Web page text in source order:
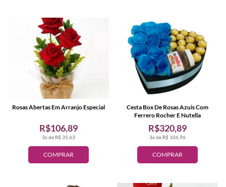
COMPRAR
3x de R$ 35,63
R$106,89
Rosas Abertas Em Arranjo Especial
COMPRAR
3x de R$ 106,96
R$320,89
Cesta Box De Rosas Azuis Com
Ferrero Rocher E Nutella